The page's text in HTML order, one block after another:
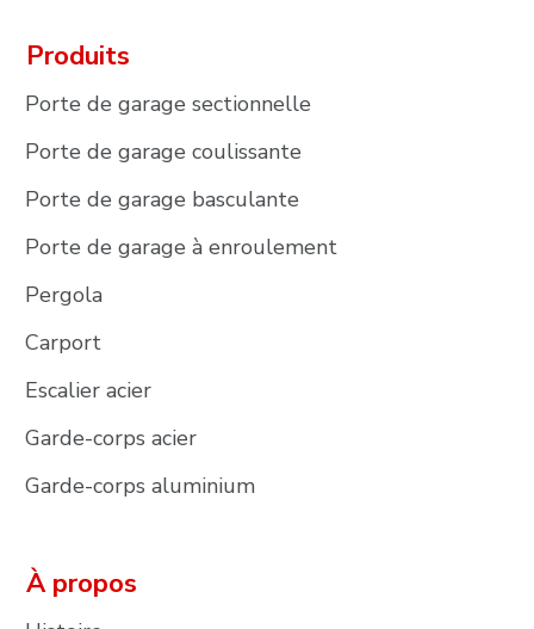
Produits
Porte de garage sectionnelle
Porte de garage coulissante
Porte de garage basculante
Porte de garage à enroulement
Pergola
Carport
Escalier acier
Garde-corps acier
Garde-corps aluminium
À propos